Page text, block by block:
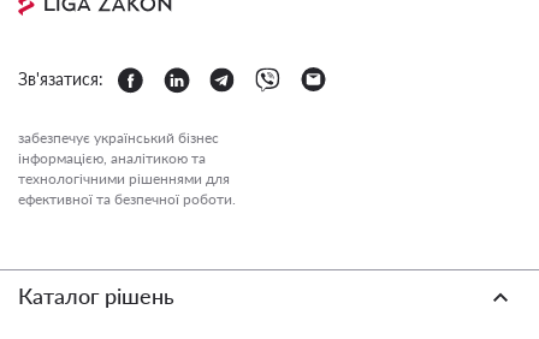
Зв'язатися:
забезпечує український бізнес
інформацією, аналітикою та
технологічними рішеннями для
ефективної та безпечної роботи.
Каталог рішень